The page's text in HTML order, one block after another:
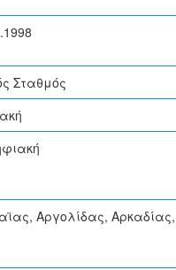
Σταθμός
Αργολίδας,